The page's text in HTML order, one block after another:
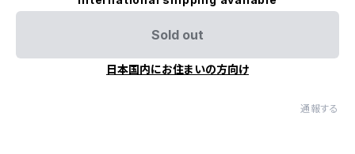
Sold out
日本国内にお住まいの方向け
通報する